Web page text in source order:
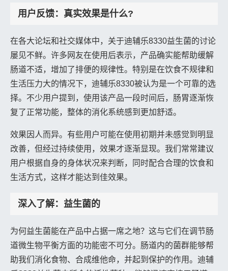
用户反馈：真实效果是什么?
在各大论坛和社交媒体中，关于迪辅乐8330益生菌的讨论
屡见不鲜。许多网友在使用后表示，产品确实能帮助缓解
肠道不适，增加了排便的规律性。特别是在饮食不规律和
生活压力大的情况下，迪辅乐8330被认为是一个可靠的选
择。不少用户提到，使用该产品一段时间后，肠胃逐渐恢
复了正常功能，整体的消化系统感到更加舒适。
效果因人而异。有些用户可能在使用初期并未感觉到明显
改善，但经过持续使用，效果才逐渐显现。我们常常建议
用户根据自身的身体状况来判断，同时配合合理的饮食和
生活方式，这样才能达到佳效果。
深入了解：益生菌的
为何益生菌能在产品中占据一席之地？这与它们在调节肠
道微生物平衡方面的功能密不可分。肠道内的菌群能够帮
助我们消化食物、合成维他命，并起到保护的作用。迪辅